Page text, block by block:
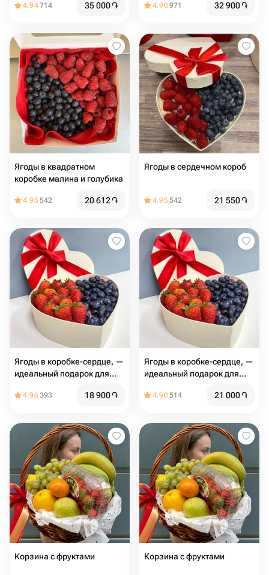
4.94714 35 000֏ 4.90971 32 900֏
Ягоды в квадратном
коробке малина и голубика
4.95542 20 612֏
Ягоды в сердечном короб
4.95542 21 550֏
Ягоды в коробке-сердце, —
идеальный подарок для
4.96393 18 900֏
Ягоды в коробке-сердце, —
идеальный подарок для
4.90514 21 000֏
Корзина с фруктами Корзина с фруктами